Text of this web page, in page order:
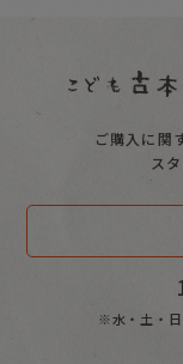
ご購入に関
ス
※水・土・日